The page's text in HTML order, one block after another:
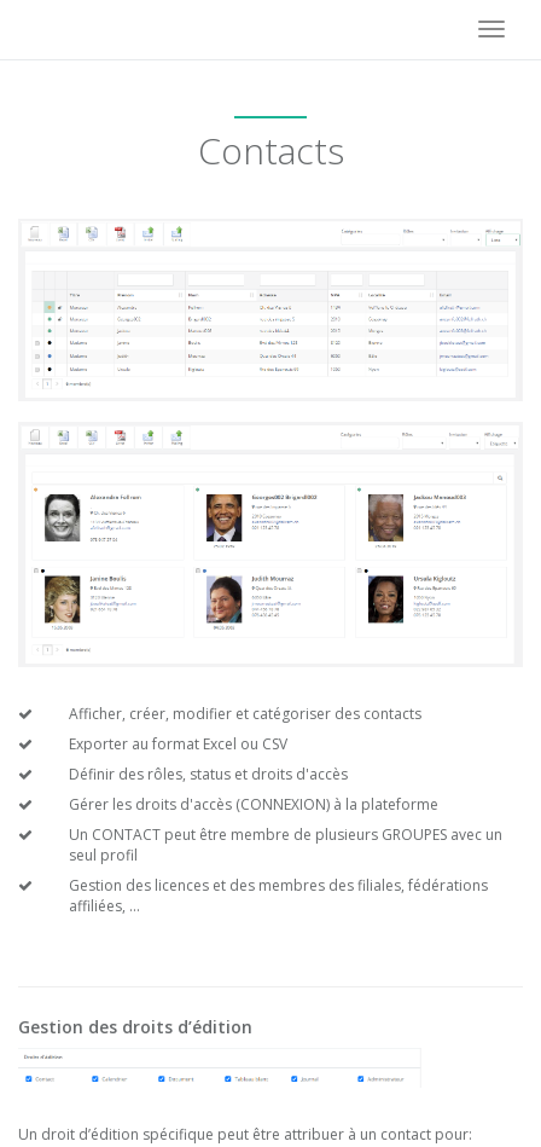
Contacts
Afficher, créer, modifier et catégoriser des contacts
Exporter au format Excel ou CSV
Définir des rôles, status et droits d'accès
Gérer les droits d'accès (CONNEXION) à la plateforme
Un CONTACT peut être membre de plusieurs GROUPES avec un
seul profil
Gestion des licences et des membres des filiales, fédérations
affiliées, ...
Gestion des droits d’édition
Un droit d’édition spécifique peut être attribuer à un contact pour: